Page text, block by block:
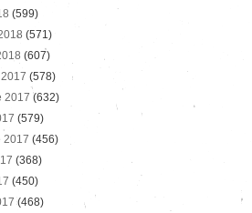
(599)
(571)
(607)
(578)
2017 (632)
(579)
2017 (456)
(368)
(450)
(468)